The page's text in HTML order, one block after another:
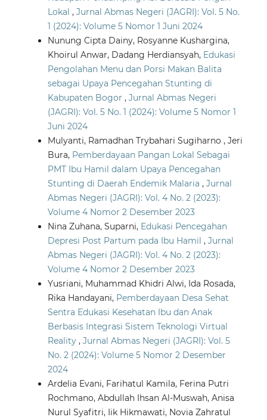
Lokal , Jurnal Abmas Negeri (JAGRI): Vol. 5 No.
1 (2024): Volume 5 Nomor 1 Juni 2024
Nunung Cipta Dainy, Rosyanne Kushargina,
Khoirul Anwar, Dadang Herdiansyah, Edukasi
Pengolahan Menu dan Porsi Makan Balita
sebagai Upaya Pencegahan Stunting di
Kabupaten Bogor , Jurnal Abmas Negeri
(JAGRI): Vol. 5 No. 1 (2024): Volume 5 Nomor 1
Juni 2024
Mulyanti, Ramadhan Trybahari Sugiharno , Jeri
Bura, Pemberdayaan Pangan Lokal Sebagai
PMT Ibu Hamil dalam Upaya Pencegahan
Stunting di Daerah Endemik Malaria , Jurnal
Abmas Negeri (JAGRI): Vol. 4 No. 2 (2023):
Volume 4 Nomor 2 Desember 2023
Nina Zuhana, Suparni, Edukasi Pencegahan
Depresi Post Partum pada Ibu Hamil , Jurnal
Abmas Negeri (JAGRI): Vol. 4 No. 2 (2023):
Volume 4 Nomor 2 Desember 2023
Yusriani, Muhammad Khidri Alwi, Ida Rosada,
Rika Handayani, Pemberdayaan Desa Sehat
Sentra Edukasi Kesehatan Ibu dan Anak
Berbasis Integrasi Sistem Teknologi Virtual
Reality , Jurnal Abmas Negeri (JAGRI): Vol. 5
No. 2 (2024): Volume 5 Nomor 2 Desember
2024
Ardelia Evani, Farihatul Kamila, Ferina Putri
Rochmano, Abdullah Ihsan Al-Muswah, Anisa
Nurul Syafitri, Iik Hikmawati, Novia Zahratul